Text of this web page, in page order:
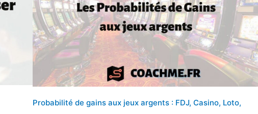
Probabilité de gains aux jeux argents : FDJ, Casino, Loto,